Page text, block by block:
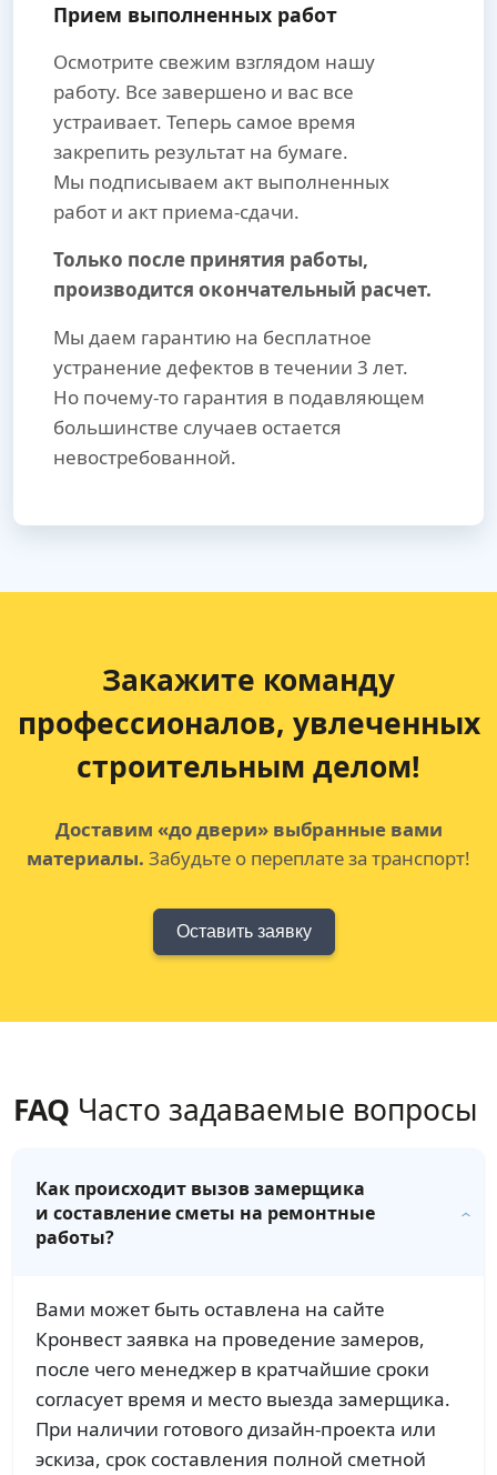
Прием выполненных работ
Осмотрите свежим взглядом нашу
работу. Все завершено и вас все
устраивает. Теперь самое время
закрепить результат на бумаге.
Мы подписываем акт выполненных
работ и акт приема-сдачи.
Только после принятия работы,
производится окончательный расчет.
Мы даем гарантию на бесплатное
устранение дефектов в течении 3 лет.
Но почему-то гарантия в подавляющем
большинстве случаев остается
невостребованной.
Закажите команду
профессионалов, увлеченных
строительным делом!
Доставим «до двери» выбранные вами
материалы. Забудьте о переплате за транспорт!
Оставить заявку
FAQ Часто задаваемые вопросы
Как происходит вызов замерщика
и составление сметы на ремонтные
работы?
Вами может быть оставлена на сайте
Кронвест заявка на проведение замеров,
после чего менеджер в кратчайшие сроки
согласует время и место выезда замерщика.
При наличии готового дизайн-проекта или
эскиза, срок составления полной сметной